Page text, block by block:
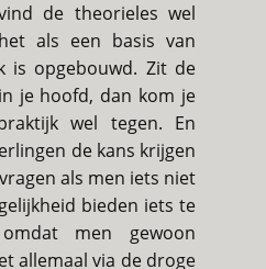
de theorieles wel
als een basis van
is opgebouwd. Zit de
je hoofd, dan kom je
wel tegen. En
de kans krijgen
als men iets niet
bieden iets te
men gewoon
allemaal via de droge